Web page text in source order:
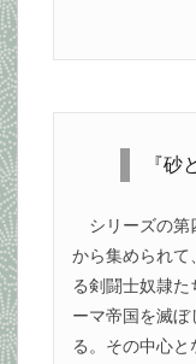
『砂
シリーズの第
から集められて
る剣闘士奴隷
ーマ帝国を滅ぼ
る。その中心